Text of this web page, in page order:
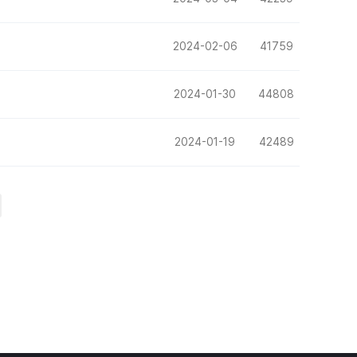
2024-02-06 41759
2024-01-30 44808
2024-01-19 42489